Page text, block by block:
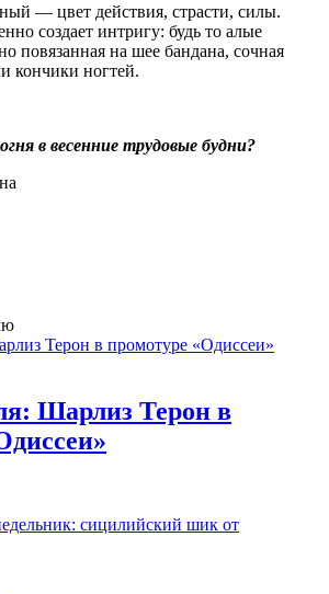
— цвет действия, страсти, силы.
создает интригу: будь то алые
повязанная на шее бандана, сочная
кончики ногтей.
в весенние трудовые будни?
Шарлиз Терон в